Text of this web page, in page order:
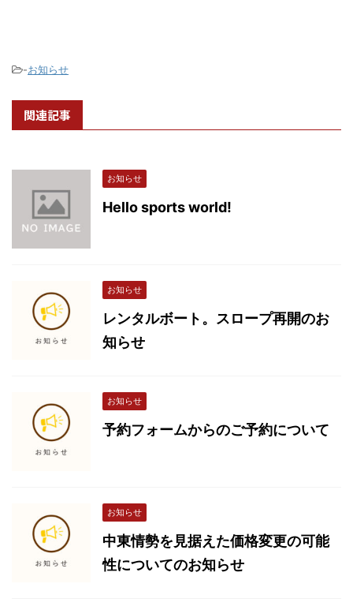
-お知らせ
関連記事
お知らせ
Hello sports world!
お知らせ
レンタルボート。スロープ再開のお
知らせ
お知らせ
予約フォームからのご予約について
お知らせ
中東情勢を見据えた価格変更の可能
性についてのお知らせ